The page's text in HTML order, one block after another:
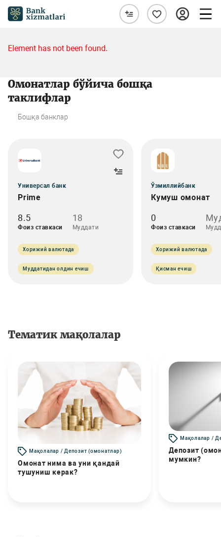
Element has not been found.
Омонатлар бўйича бошқа
таклифлар
Бошқа банклар
Универсал банк
Prime
8.5
Фоиз ставкаси
18
Муддати
Хорижий валютада
Муддатидан олдин ечиш
Ўзмиллийбанк
Кумуш омонат
0
Фоиз ставкаси
Хорижий валютада
Қисман ечиш
Тематик мақолалар
Мақолалар / Депозит (омонатлар)
Омонат нима ва уни қандай
тушуниш керак?
Мақолалар /
Депозит
мумкин?